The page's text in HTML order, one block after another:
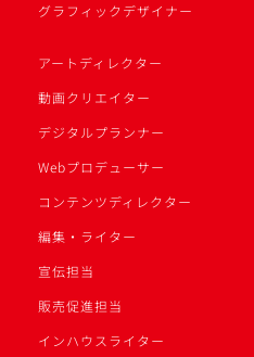
グラフィックデザイナー
アートディレクター
動画クリエイター
デジタルプランナー
Webプロデューサー
コンテンツディレクター
編集・ライター
宣伝担当
販売促進担当
インハウスライター